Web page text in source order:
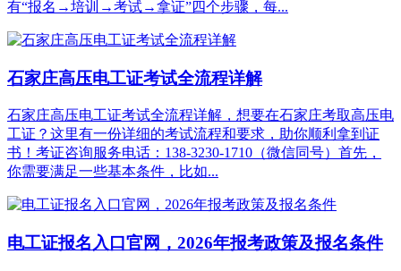
有“报名→培训→考试→拿证”四个步骤，每...
石家庄高压电工证考试全流程详解
石家庄高压电工证考试全流程详解，想要在石家庄考取高压电
工证？这里有一份详细的考试流程和要求，助你顺利拿到证
书！考证咨询服务电话：138-3230-1710（微信同号）首先，
你需要满足一些基本条件，比如...
电工证报名入口官网，2026年报考政策及报名条件